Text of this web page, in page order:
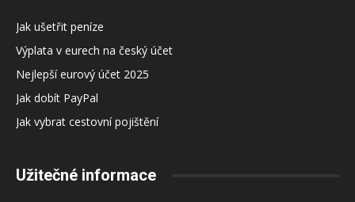
Jak ušetřit peníze
Výplata v eurech na český účet
Nejlepší eurový účet 2025
Jak dobít PayPal
Jak vybrat cestovní pojištění
Užitečné informace